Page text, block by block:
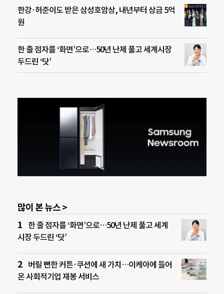
한강·허준이도 받은 삼성호암상, 내년부터 상금 5억
원
한 줄 점자를 ‘화면’으로…50년 난제 풀고 세계시장
두드린 ‘닷’
많이 본 뉴스 >
한 줄 점자를 ‘화면’으로…50년 난제 풀고 세계
시장 두드린 ‘닷’
버릴 뻔한 커튼·쿠션에 새 가치…이케아에 들어
온 사회적기업 재봉 서비스